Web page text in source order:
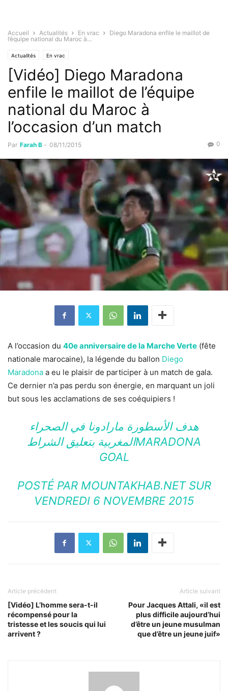
Accueil Actualités En vrac
Diego Maradona enfile le maillot de
l’équipe national du Maroc à...
Actualités En vrac
[Vidéo] Diego Maradona
enfile le maillot de l’équipe
national du Maroc à
l’occasion d’un match
Par Farah B - 08/11/2015 0
A l’occasion du 40e anniversaire de la Marche Verte (fête
nationale marocaine), la légende du ballon Diego
Maradona a eu le plaisir de participer à un match de gala.
Ce dernier n’a pas perdu son énergie, en marquant un joli
but sous les acclamations de ses coéquipiers !
هدف الأسطورة مارادونا في الصحراء
المغربية بتعليق الشراطMARADONA
GOAL
POSTÉ PAR MOUNTAKHAB.NETSUR
VENDREDI 6 NOVEMBRE 2015
Article précédent
[Vidéo] L’homme sera-t-il
récompensé pour la
tristesse et les soucis qui lui
arrivent ?
Article suivant
Pour Jacques Attali, «il est
plus difficile aujourd’hui
d’être un jeune musulman
que d’être un jeune juif»